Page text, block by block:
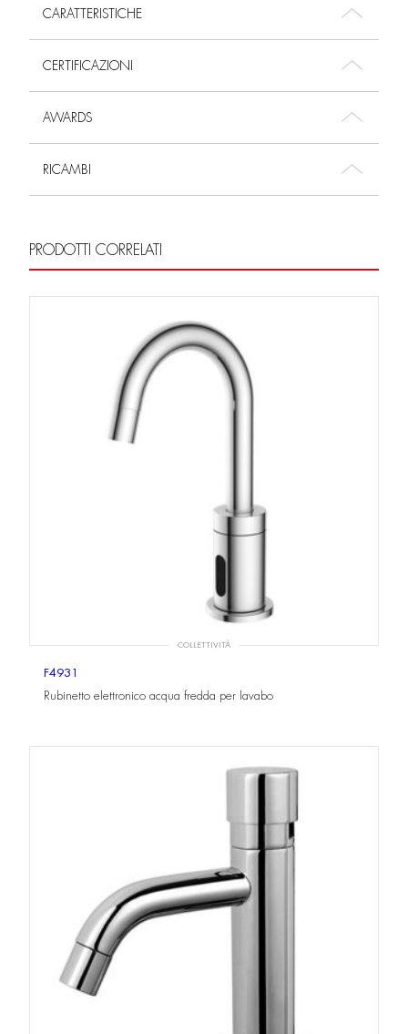
CARATTERISTICHE
CERTIFICAZIONI
AWARDS
RICAMBI
PRODOTTI CORRELATI
COLLETTIVITÀ
F4931
Rubinetto elettronico acqua fredda per lavabo